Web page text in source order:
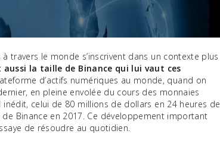
travers le monde s’inscrivent dans un contexte plus
aussi la taille de Binance qui lui vaut ces
d’actifs numériques au monde, quand on
en pleine envolée du cours des monnaies
celui de 80 millions de dollars en 24 heures de
Binance en 2017. Ce développement important
de résoudre au quotidien.